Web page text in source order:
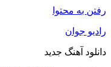
رفتن به محتوا
رادیو جوان
دانلود آهنگ جدید